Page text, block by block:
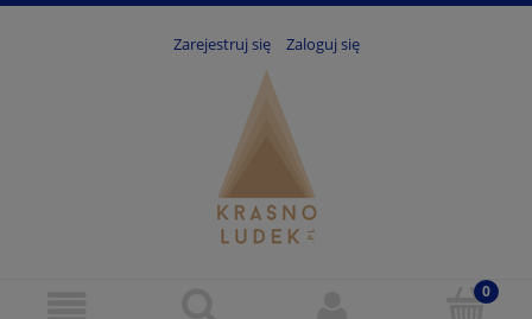
Zarejestruj się Zaloguj się